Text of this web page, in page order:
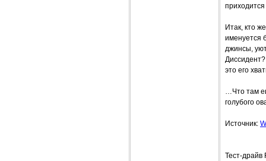
Итак, кто
именуется
джинсы,
это его
…Что там
голубого
Источник:
Тест-драйв